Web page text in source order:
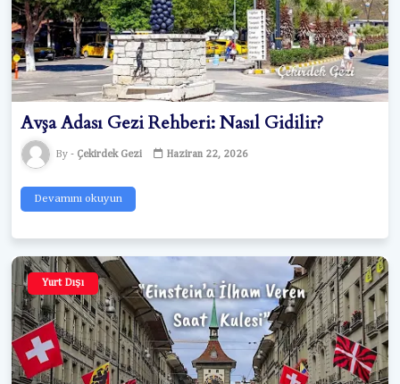
Avşa Adası Gezi Rehberi: Nasıl Gidilir?
Çekirdek Gezi Haziran 22, 2026
Devamını okuyun
Yurt Dışı